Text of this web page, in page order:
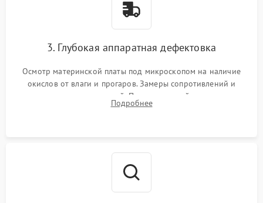
3. Глубокая аппаратная дефектовка
Осмотр материнской платы под микроскопом на наличие
окислов от влаги и прогаров. Замеры сопротивлений и
дежурных напряжений. Проверка цепей питания,
мультиконтроллера, процессора и видеочипа.
Подробнее